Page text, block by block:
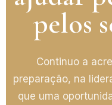
pelos
Continuo a
preparação, na
que uma